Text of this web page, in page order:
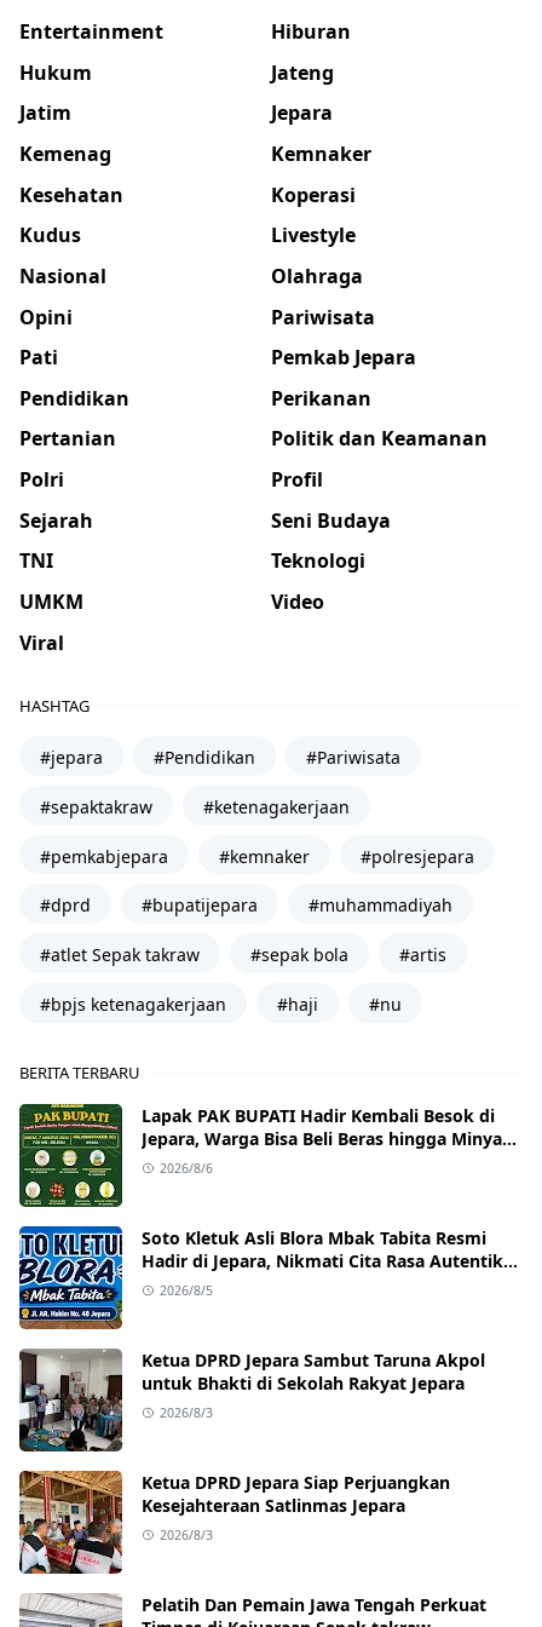
Entertainment
Hiburan
Hukum
Jateng
Jatim
Jepara
Kemenag
Kemnaker
Kesehatan
Koperasi
Kudus
Livestyle
Nasional
Olahraga
Opini
Pariwisata
Pati
Pemkab Jepara
Pendidikan
Perikanan
Pertanian
Politik dan Keamanan
Polri
Profil
Sejarah
Seni Budaya
TNI
Teknologi
UMKM
Video
Viral
HASHTAG
#jepara #Pendidikan #Pariwisata
#sepaktakraw #ketenagakerjaan
#pemkabjepara #kemnaker #polresjepara
#dprd #bupatijepara #muhammadiyah
#atlet Sepak takraw #sepak bola #artis
#bpjs ketenagakerjaan #haji #nu
BERITA TERBARU
Lapak PAK BUPATI Hadir Kembali Besok di
Jepara, Warga Bisa Beli Beras hingga Minyak
Goreng dengan Harga Terjangkau
2026/8/6
Soto Kletuk Asli Blora Mbak Tabita Resmi
Hadir di Jepara, Nikmati Cita Rasa Autentik
Mulai Rp10 Ribu
2026/8/5
Ketua DPRD Jepara Sambut Taruna Akpol
untuk Bhakti di Sekolah Rakyat Jepara
2026/8/3
Ketua DPRD Jepara Siap Perjuangkan
Kesejahteraan Satlinmas Jepara
2026/8/3
Pelatih Dan Pemain Jawa Tengah Perkuat